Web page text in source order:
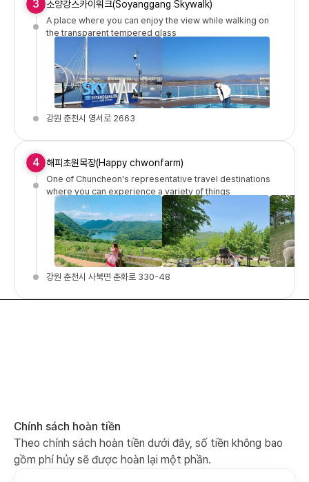
3 소양강스카이워크(Soyanggang Skywalk)
A place where you can enjoy the view while walking on
the transparent tempered glass
강원 춘천시 영서로 2663
4 해피초원목장(Happy chwonfarm)
One of Chuncheon's representative travel destinations
where you can experience a variety of things
강원 춘천시 사북면 춘화로 330-48
Chính sách hoàn tiền
Theo chính sách hoàn tiền dưới đây, số tiền không bao
gồm phí hủy sẽ được hoàn lại một phần.